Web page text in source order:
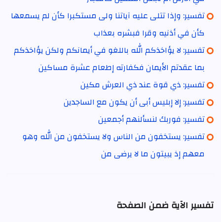
تفسير: وإذا تتلى عليه آياتنا ولى مستكبرا كأن لم يسمعها
كأن في أذنيه وقرا فبشره بعذاب
تفسير: لا يؤاخذكم الله باللغو في أيمانكم ولكن يؤاخذكم
بما عقدتم الأيمان فكفارته إطعام عشرة مساكين
تفسير: ذي قوة عند ذي العرش مكين
تفسير: إلا إبليس أبى أن يكون مع الساجدين
تفسير: فوربك لنسألنهم أجمعين
تفسير: يستخفون من الناس ولا يستخفون من الله وهو
معهم إذ يبيتون ما لا يرضى من
تفسير الآية ضمن الصفحة